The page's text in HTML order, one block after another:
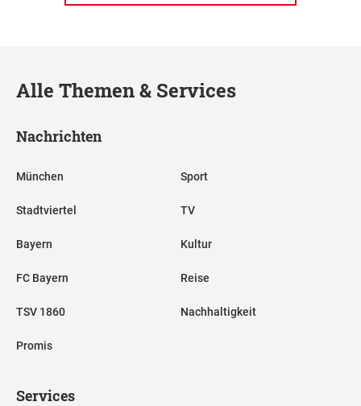
Alle Themen & Services
Nachrichten
München
Stadtviertel
Bayern
FC Bayern
TSV 1860
Promis
Sport
TV
Kultur
Reise
Nachhaltigkeit
Services